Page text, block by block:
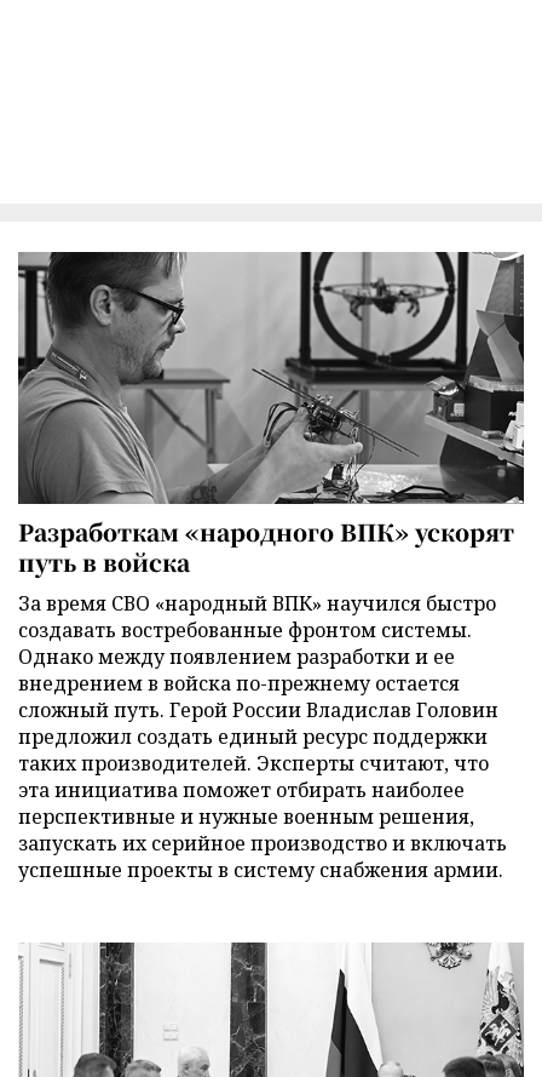
Разработкам «народного ВПК» ускорят
путь в войска
За время СВО «народный ВПК» научился быстро
создавать востребованные фронтом системы.
Однако между появлением разработки и ее
внедрением в войска по-прежнему остается
сложный путь. Герой России Владислав Головин
предложил создать единый ресурс поддержки
таких производителей. Эксперты считают, что
эта инициатива поможет отбирать наиболее
перспективные и нужные военным решения,
запускать их серийное производство и включать
успешные проекты в систему снабжения армии.